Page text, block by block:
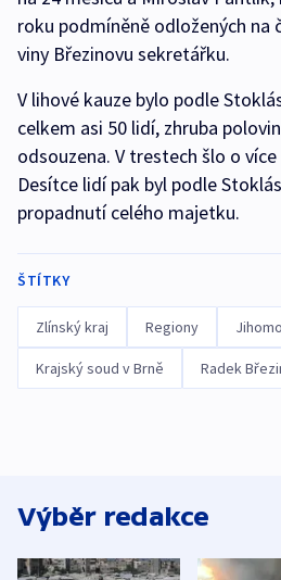
roku podmíněně odložených na
viny Březinovu sekretářku.
V lihové kauze bylo podle
celkem asi 50 lidí, zhruba
odsouzena. V trestech šlo o
Desítce lidí pak byl podle
propadnutí celého majetku.
ŠTÍTKY
Zlínský kraj Regiony
Krajský soud v Brně Radek
Výběr redakce